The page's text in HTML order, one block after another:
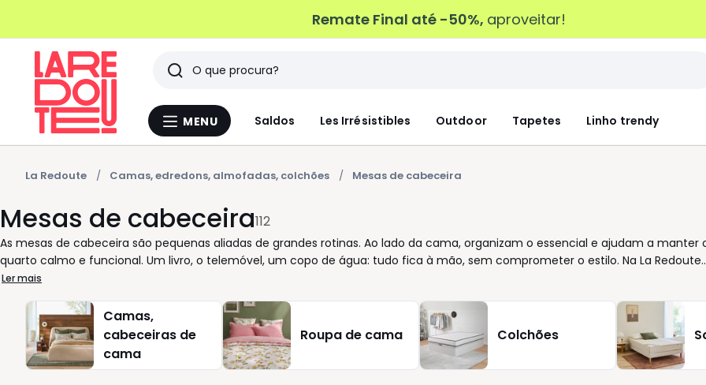
Remate Final até -50%, aproveitar!
Menu
MENU Saldos Les Irrésistibles Outdoor Tapetes Linho trendy
Pesquisar
Últimos
artigos
vistos
La Redoute Camas, edredons, almofadas, colchões Mesas de cabeceira
Mesas de cabeceira112
As mesas de cabeceira são pequenas aliadas de grandes rotinas. Ao lado da cama, organizam o essencial e ajudam a manter
quarto calmo e funcional. Um livro, o telemóvel, um copo de água: tudo fica à mão, sem comprometer o estilo. Na La Redoute,
cada mesa é pensada para se adaptar ao seu espaço e aos seus hábitos. Prefere linhas direitas ou formas mais suaves? Uma
conforto diário. A variedade de acabamentos permite harmonizar facilmente com a cabeceira e o restante mobiliário: madeira
em tom natural, carvalho intemporal, branco luminoso ou preto elegante. São opções que atravessam tendências e
funcionam em quartos grandes ou mais compactos. Considere também a altura em relação à cama e a capacidade de
arrumação. Detalhes simples que tornam a utilização mais prática desde a primeira noite. E com diferentes soluções de
Ler mais
Camas,
cabeceiras de
cama
Roupa de cama Colchões